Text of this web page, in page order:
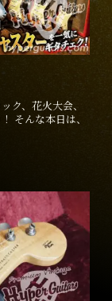
ク、花火大会、
そんな本日は、